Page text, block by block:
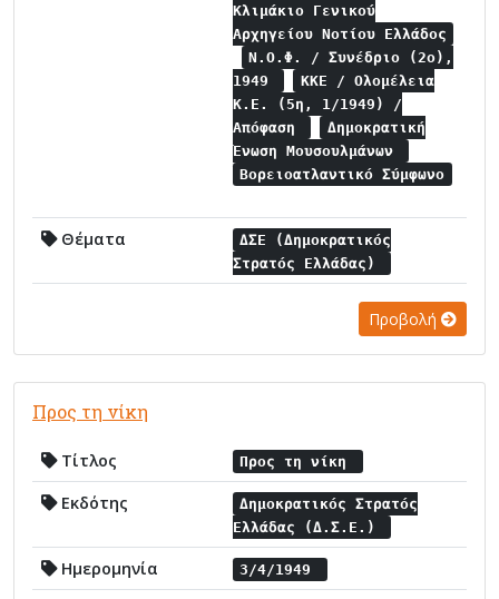
Κλιμάκιο Γενικού
Αρχηγείου Νοτίου Ελλάδος
Ν.Ο.Φ. / Συνέδριο (2ο),
1949
ΚΚΕ / Ολομέλεια
Κ.Ε. (5η, 1/1949) /
Απόφαση
Δημοκρατική
Ένωση Μουσουλμάνων
Βορειοατλαντικό Σύμφωνο
Θέματα
ΔΣΕ (Δημοκρατικός
Στρατός Ελλάδας)
Προβολή
Προς τη νίκη
Τίτλος Προς τη νίκη
Εκδότης
Δημοκρατικός Στρατός
Ελλάδας (Δ.Σ.Ε.)
Ημερομηνία 3/4/1949